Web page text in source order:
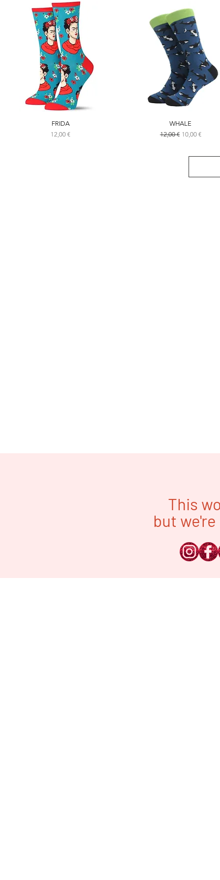
FRIDA
Preço
12,00 €
WHALE
Preço normal
12,00 € Preço
10,00 €
This
but